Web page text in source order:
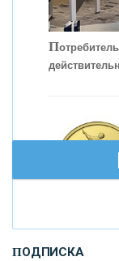
С
П
И
сохранения
ПОДПИСКА